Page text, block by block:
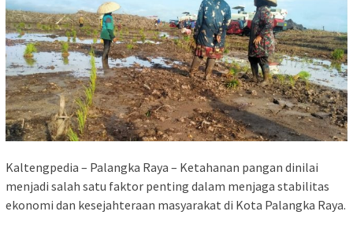
Kaltengpedia – Palangka Raya – Ketahanan pangan dinilai
menjadi salah satu faktor penting dalam menjaga stabilitas
ekonomi dan kesejahteraan masyarakat di Kota Palangka Raya.